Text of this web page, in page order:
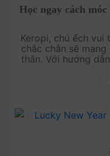
Học ngay cách
Keropi, chú ếch vui
chắc chắn sẽ
thân. Với hướng
nhân